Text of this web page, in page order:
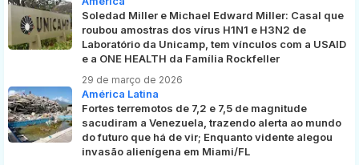
Soledad Miller e Michael Edward Miller: Casal que
roubou amostras dos vírus H1N1 e H3N2 de
Laboratório da Unicamp, tem vínculos com a USAID
e a ONE HEALTH da Família Rockfeller
29 de março de 2026
América Latina
Fortes terremotos de 7,2 e 7,5 de magnitude
sacudiram a Venezuela, trazendo alerta ao mundo
do futuro que há de vir; Enquanto vidente alegou
invasão alienígena em Miami/FL